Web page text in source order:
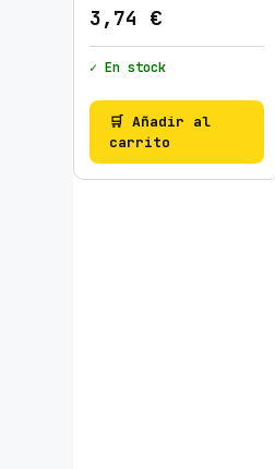
3,74 €
✓ En stock
🛒 Añadir al
carrito